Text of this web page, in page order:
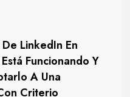
LinkedIn En
Funcionando Y
A Una
Criterio